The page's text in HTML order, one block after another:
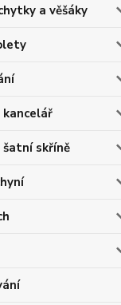
a věšáky
šatní skříně